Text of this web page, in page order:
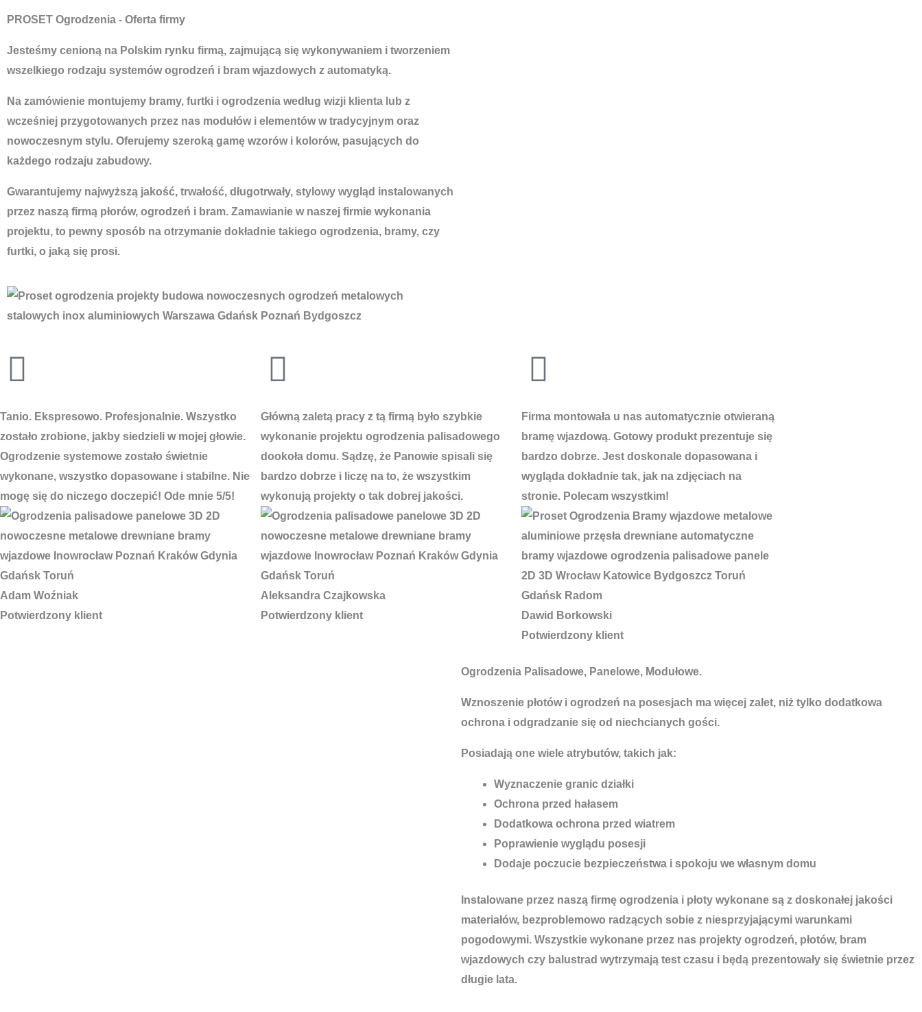
PROSET Ogrodzenia - Oferta firmy
Jesteśmy cenioną na Polskim rynku firmą, zajmującą się wykonywaniem i tworzeniem
wszelkiego rodzaju systemów ogrodzeń i bram wjazdowych z automatyką.
Na zamówienie montujemy bramy, furtki i ogrodzenia według wizji klienta lub z
wcześniej przygotowanych przez nas modułów i elementów w tradycyjnym oraz
nowoczesnym stylu. Oferujemy szeroką gamę wzorów i kolorów, pasujących do
każdego rodzaju zabudowy.
Gwarantujemy najwyższą jakość, trwałość, długotrwały, stylowy wygląd instalowanych
przez naszą firmą płorów, ogrodzeń i bram. Zamawianie w naszej firmie wykonania
projektu, to pewny sposób na otrzymanie dokładnie takiego ogrodzenia, bramy, czy
furtki, o jaką się prosi.
Tanio. Ekspresowo. Profesjonalnie. Wszystko
zostało zrobione, jakby siedzieli w mojej głowie.
Ogrodzenie systemowe zostało świetnie
wykonane, wszystko dopasowane i stabilne. Nie
mogę się do niczego doczepić! Ode mnie 5/5!
Adam Woźniak
Potwierdzony klient
Główną zaletą pracy z tą firmą było szybkie
wykonanie projektu ogrodzenia palisadowego
dookoła domu. Sądzę, że Panowie spisali się
bardzo dobrze i liczę na to, że wszystkim
wykonują projekty o tak dobrej jakości.
Aleksandra Czajkowska
Potwierdzony klient
Firma montowała u nas automatycznie otwieraną
bramę wjazdową. Gotowy produkt prezentuje się
bardzo dobrze. Jest doskonale dopasowana i
wygląda dokładnie tak, jak na zdjęciach na
stronie. Polecam wszystkim!
Dawid Borkowski
Potwierdzony klient
Ogrodzenia Palisadowe, Panelowe, Modułowe.
Wznoszenie płotów i ogrodzeń na posesjach ma więcej zalet, niż tylko dodatkowa
ochrona i odgradzanie się od niechcianych gości.
Posiadają one wiele atrybutów, takich jak:
Wyznaczenie granic działki
Ochrona przed hałasem
Dodatkowa ochrona przed wiatrem
Poprawienie wyglądu posesji
Dodaje poczucie bezpieczeństwa i spokoju we własnym domu
Instalowane przez naszą firmę ogrodzenia i płoty wykonane są z doskonałej jakości
materiałów, bezproblemowo radzących sobie z niesprzyjającymi warunkami
pogodowymi. Wszystkie wykonane przez nas projekty ogrodzeń, płotów, bram
wjazdowych czy balustrad wytrzymają test czasu i będą prezentowały się świetnie przez
długie lata.